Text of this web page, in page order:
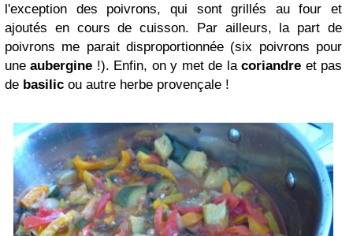
l'exception des poivrons, qui sont grillés au four et
ajoutés en cours de cuisson. Par ailleurs, la part de
poivrons me parait disproportionnée (six poivrons pour
uneaubergine !). Enfin, on y met de lacoriandre et pas
de basilic ou autre herbe provençale !